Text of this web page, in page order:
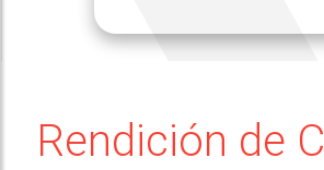
Rendición de